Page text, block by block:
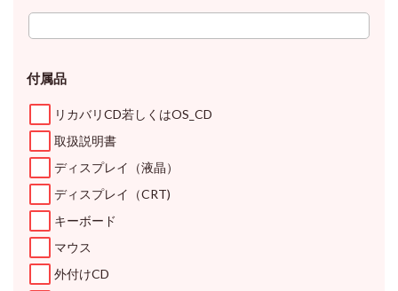
付属品
リカバリCD若しくはOS_CD
取扱説明書
ディスプレイ（液晶）
ディスプレイ（CRT)
キーボード
マウス
外付けCD